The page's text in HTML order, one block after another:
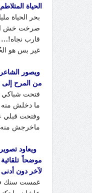
الحياة المتلاطم
بحر الحياة
صرخت خش
قارب نجاه!…
غير بس هو
ويصور
من المرح إلى
فتحت شباكي
ما دخلش منه
وفتحت قبلي
ماخرجش منه
ويعاود
موضحاً
لآخر دون
غمست سنك